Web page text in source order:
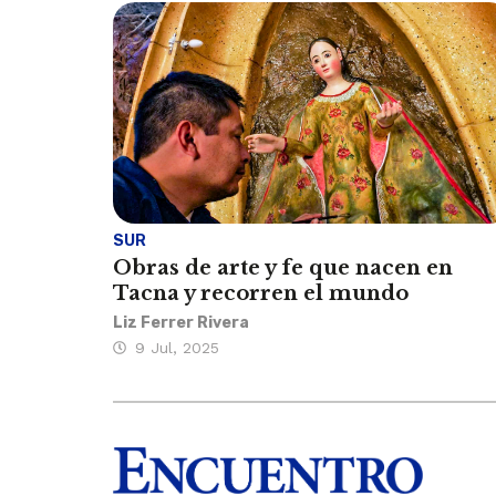
SUR
Obras de arte y fe que nacen en
Tacna y recorren el mundo
Liz Ferrer Rivera
9 Jul, 2025